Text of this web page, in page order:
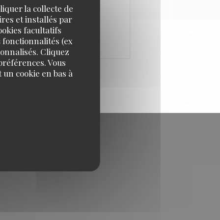
la collecte de
et installés par
facultatifs
(ex
Cliquez
Vous
cookie en bas à
2026 inclus